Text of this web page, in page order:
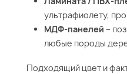
ультрафиолету,
МДФ-панелей –
любые породы
Подходящий цвет и